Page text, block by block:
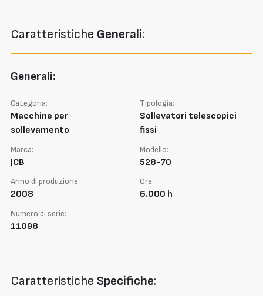
Caratteristiche Generali:
Generali:
Categoria:
Macchine per
sollevamento
Tipologia:
Sollevatori telescopici
fissi
Marca:
JCB
Modello:
528-70
Anno di produzione:
2008
Ore:
6.000 h
Numero di serie:
11098
Caratteristiche Specifiche: